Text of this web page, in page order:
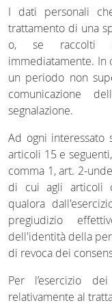
I dati personali
trattamento di una
o, se raccolti
immediatamente. In
un periodo non
comunicazione
segnalazione.
Ad ogni interessato
articoli 15 e
comma 1, art. 2-
di cui agli articoli
qualora
pregiudizio
dell'identità della
di revoca dei
Per l’esercizio
relativamente al